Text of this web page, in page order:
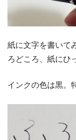
紙に文字を書いて
ろどころ、紙にひ
インクの色は黒。